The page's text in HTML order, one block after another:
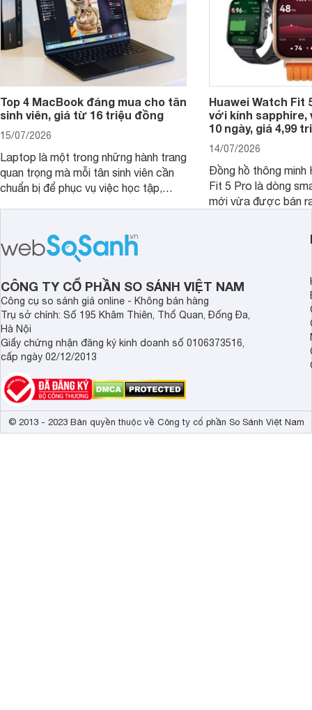
Top 4 MacBook đáng mua cho tân
sinh viên, giá từ 16 triệu đồng
15/07/2026
Laptop là một trong những hành trang
quan trọng mà mỗi tân sinh viên cần
chuẩn bị để phục vụ việc học tập,
năng ổn định, bền bỉ cùng mức giá dễ
tiếp cận, dưới đây là những mẫu
MacBook đáng cân nhắc dành cho
tân sinh viên.
Huawei Watch Fit
với kính sapphire,
10 ngày, giá 4,99
14/07/2026
Đồng hồ thông minh
Fit 5 Pro là dòng
mới vừa được bán
huy thế mạnh từ
thiết kế thời thượng
CÔNG TY CỔ PHẦN SO SÁNH VIỆT NAM
Công cụ so sánh giá online - Không bán hàng
Trụ sở chính: Số 195 Khâm Thiên, Thổ Quan, Đống Đa,
Hà Nội
Giấy chứng nhận đăng ký kinh doanh số 0106373516,
cấp ngày 02/12/2013
© 2013 - 2023 Bản quyền thuộc về Công ty cổ phần So Sánh Việt Nam